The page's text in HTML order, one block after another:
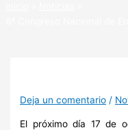
Deja un comentario /
El próximo día 17 de